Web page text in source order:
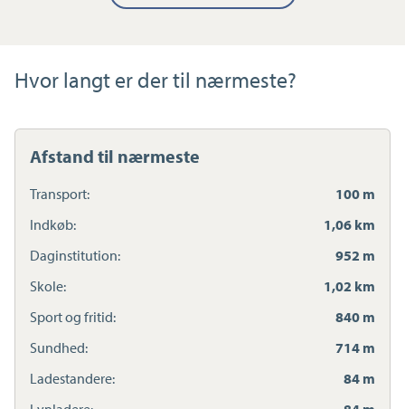
Hvor langt er der til nærmeste?
Afstand til nærmeste
Transport:
100 m
Indkøb:
1,06 km
Daginstitution:
952 m
Skole:
1,02 km
Sport og fritid:
840 m
Sundhed:
714 m
Ladestandere:
84 m